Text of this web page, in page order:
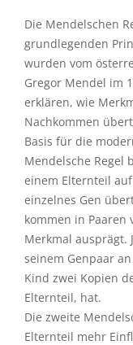
Die Mendelschen
grundlegenden
wurden vom
Gregor Mendel im
erklären, wie
Nachkommen
Basis für die
Mendelsche Regel
einem Elternteil
einzelnes Gen
kommen in
Merkmal ausprägt.
seinem Genpaar
Kind zwei Kopien
Elternteil, hat.
Die zweite
Elternteil mehr